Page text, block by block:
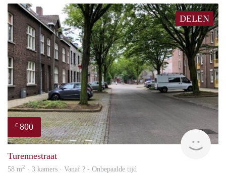
DELEN
€ 800
Turennestraat
58 m2 · 3 kamers · Vanaf ? - Onbepaalde tijd